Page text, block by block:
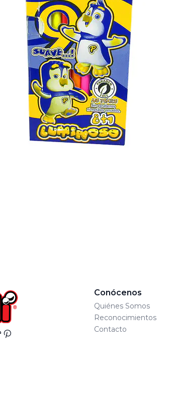
Conócenos
Quiénes Somos
Reconocimientos
Contacto